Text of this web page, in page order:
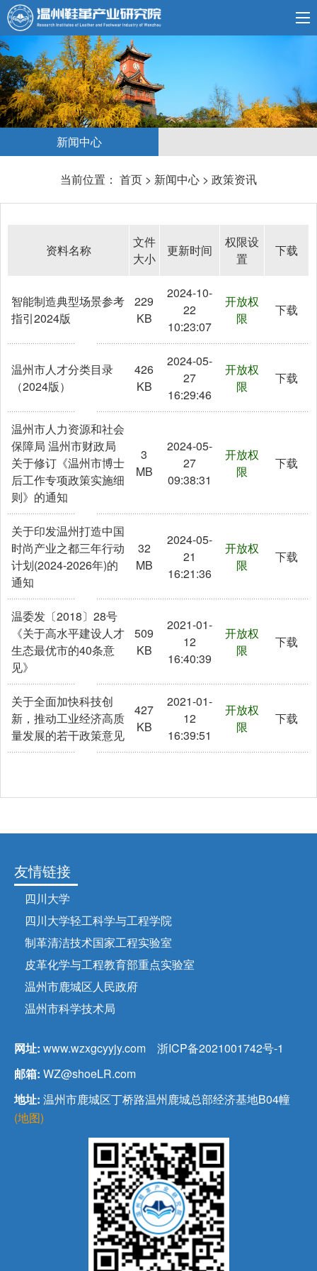
新闻中心
当前位置： 首页 > 新闻中心 > 政策资讯
资料名称
文件
大小
更新时间
权限设
置
下载
智能制造典型场景参考
指引2024版
229
KB
2024-10-
22
10:23:07
开放权
限
下载
温州市人才分类目录
（2024版）
426
KB
2024-05-
27
16:29:46
开放权
限
下载
温州市人力资源和社会
保障局 温州市财政局
关于修订《温州市博士
后工作专项政策实施细
则》的通知
3
MB
2024-05-
27
09:38:31
开放权
限
下载
关于印发温州打造中国
时尚产业之都三年行动
计划(2024-2026年)的
通知
32
MB
2024-05-
21
16:21:36
开放权
限
下载
温委发〔2018〕28号
《关于高水平建设人才
生态最优市的40条意
见》
509
KB
2021-01-
12
16:40:39
开放权
限
下载
关于全面加快科技创
新，推动工业经济高质
量发展的若干政策意见
427
KB
2021-01-
12
16:39:51
开放权
限
下载
友情链接
四川大学
四川大学轻工科学与工程学院
制革清洁技术国家工程实验室
皮革化学与工程教育部重点实验室
温州市鹿城区人民政府
温州市科学技术局
网址: www.wzxgcyyjy.com
浙ICP备2021001742号-1
邮箱: WZ@shoeLR.com
地址: 温州市鹿城区丁桥路温州鹿城总部经济基地B04幢
(地图)